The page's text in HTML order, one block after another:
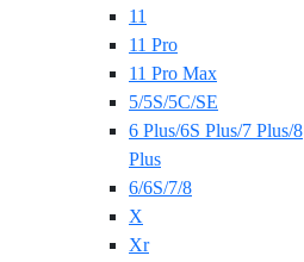
11
11 Pro
11 Pro Max
5/5S/5C/SE
6 Plus/6S Plus/7 Plus/8
Plus
6/6S/7/8
X
Xr